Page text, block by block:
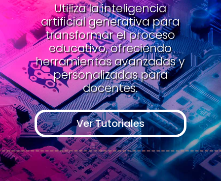
Utiliza la inteligencia
artificial generativa para
transformar el proceso
educativo, ofreciendo
herramientas avanzadas y
personalizadas para
docentes.
Ver Tutoriales